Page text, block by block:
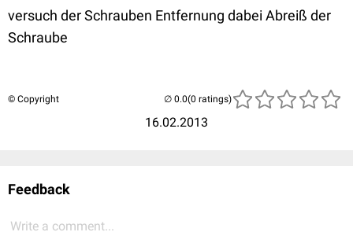
versuch der Schrauben Entfernung dabei Abreiß der
Schraube
© Copyright
16.02.2013
(0 ratings)
Feedback
Write a comment...